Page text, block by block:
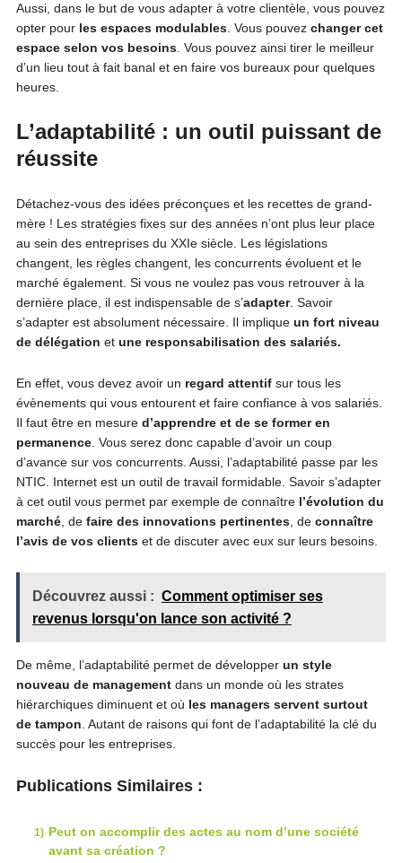
Aussi, dans le but de vous adapter à votre clientèle, vous pouvez
opter pour les espaces modulables. Vous pouvez changer cet
espace selon vos besoins. Vous pouvez ainsi tirer le meilleur
d’un lieu tout à fait banal et en faire vos bureaux pour quelques
heures.
L’adaptabilité : un outil puissant de
réussite
Détachez-vous des idées préconçues et les recettes de grand-
mère ! Les stratégies fixes sur des années n’ont plus leur place
au sein des entreprises du XXIe siècle. Les législations
changent, les règles changent, les concurrents évoluent et le
marché également. Si vous ne voulez pas vous retrouver à la
dernière place, il est indispensable de s’adapter. Savoir
s’adapter est absolument nécessaire. Il implique un fort niveau
de délégation et une responsabilisation des salariés.
En effet, vous devez avoir un regard attentifsur tous les
évènements qui vous entourent et faire confiance à vos salariés.
Il faut être en mesure d’apprendre et de se former en
permanence. Vous serez donc capable d’avoir un coup
d’avance sur vos concurrents. Aussi, l’adaptabilité passe par les
NTIC. Internet est un outil de travail formidable. Savoir s’adapter
à cet outil vous permet par exemple de connaître l’évolution du
marché, defaire des innovations pertinentes, de connaître
l’avis de vos clientset de discuter avec eux sur leurs besoins.
Découvrez aussi : Comment optimiser ses
revenus lorsqu'on lance son activité ?
De même, l’adaptabilité permet de développer un style
nouveau de management dans un monde où les strates
hiérarchiques diminuent et où les managers servent surtout
de tampon . Autant de raisons qui font de l’adaptabilité la clé du
succès pour les entreprises.
Publications Similaires :
Peut on accomplir des actes au nom d’une société
avant sa création ?